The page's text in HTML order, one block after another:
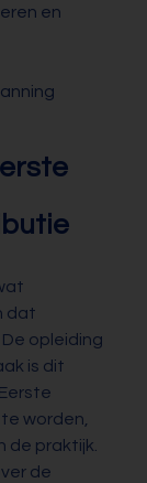
en
dat
opleiding
is dit
worden,
de praktijk.
de